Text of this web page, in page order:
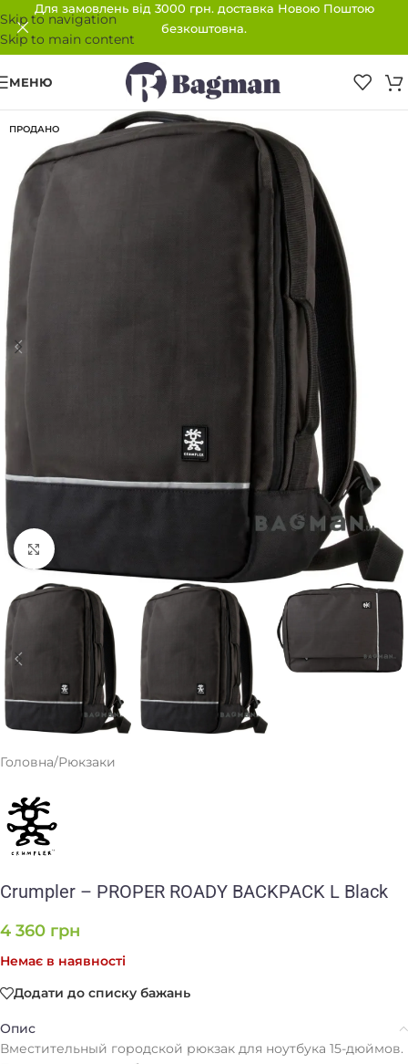
Skip to navigation
Skip to main content
Для замовлень від 3000 грн. доставка Новою Поштою
безкоштовна.
МЕНЮ
ПРОДАНО
Клацніть, щоб збільшити
Головна/Рюкзаки
Crumpler – PROPER ROADY BACKPACK L Black
4 360 грн
Немає в наявності
Додати до списку бажань
Опис
Вместительный городской рюкзак для ноутбука 15-дюймов.